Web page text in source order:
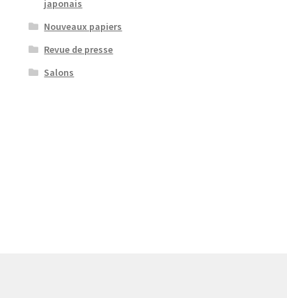
japonais
Nouveaux papiers
Revue de presse
Salons